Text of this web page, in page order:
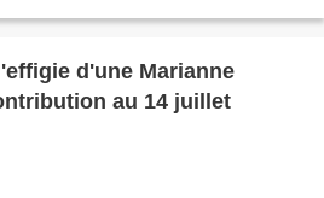
d'une Marianne
au 14 juillet